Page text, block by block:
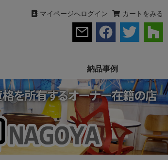
マイページへログイン カートをみる
納品事例